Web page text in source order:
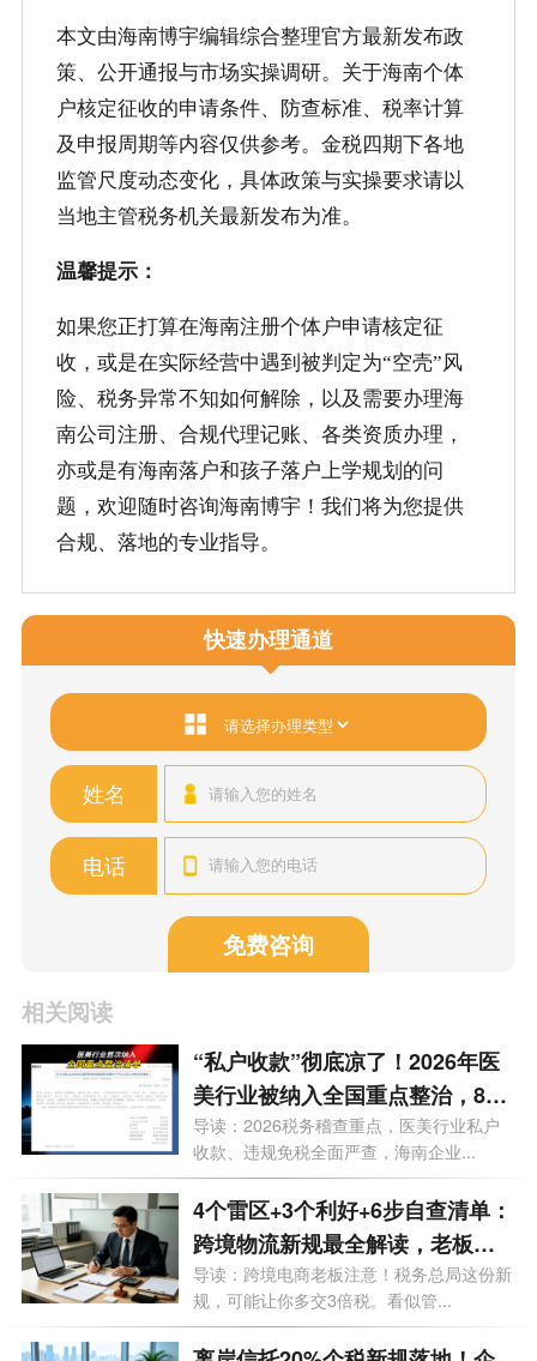
本文由海南博宇编辑综合整理官方最新发布政
策、公开通报与市场实操调研。关于海南个体
户核定征收的申请条件、防查标准、税率计算
及申报周期等内容仅供参考。金税四期下各地
监管尺度动态变化，具体政策与实操要求请以
当地主管税务机关最新发布为准。
温馨提示：
如果您正打算在海南注册个体户申请核定征
收，或是在实际经营中遇到被判定为“空壳”风
险、税务异常不知如何解除，以及需要办理海
南公司注册、合规代理记账、各类资质办理，
亦或是有海南落户和孩子落户上学规划的问
题，欢迎随时咨询海南博宇！我们将为您提供
合规、落地的专业指导。
快速办理通道
姓名
电话
免费咨询
相关阅读
“私户收款”彻底凉了！2026年医
美行业被纳入全国重点整治，840
万罚单砸向上市公司，海南老板
务必自查这3条红线
导读：2026税务稽查重点，医美行业私户
收款、违规免税全面严查，海南企业...
4个雷区+3个利好+6步自查清单：
跨境物流新规最全解读，老板必
存
导读：跨境电商老板注意！税务总局这份新
规，可能让你多交3倍税。看似管...